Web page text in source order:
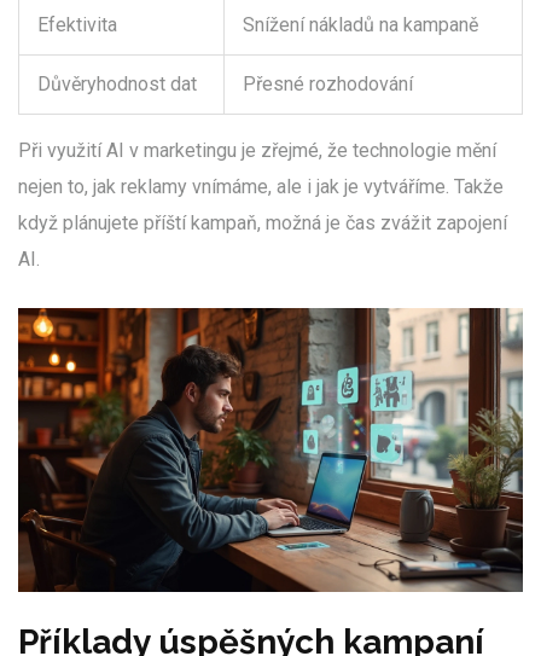
Efektivita Snížení nákladů na kampaně
Důvěryhodnost dat Přesné rozhodování
Při využití AI v marketingu je zřejmé, že technologie mění
nejen to, jak reklamy vnímáme, ale i jak je vytváříme. Takže
když plánujete příští kampaň, možná je čas zvážit zapojení
AI.
Příklady úspěšných kampaní